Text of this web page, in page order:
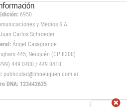
Edición: 6950
y Medios S.A
Juan Carlos Schroeder
Ángel Casagrande
445, Neuquén (CP 8300)
449 0400 / 449 0410
publicidad@lmneuquen.com.ar
DNA: 123442625